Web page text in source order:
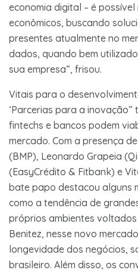
economia digital – é
econômicos, buscando
presentes atualmente no
dados, quando bem
sua empresa”, frisou.
Vitais para o
‘Parcerias para a
fintechs e bancos podem
mercado. Com a presença
(BMP), Leonardo Grapeia
(EasyCrédito & Fitbank) e
bate papo destacou alguns
como a tendência de
próprios ambientes
Benitez, nesse novo
longevidade dos negócios,
brasileiro. Além disso, os